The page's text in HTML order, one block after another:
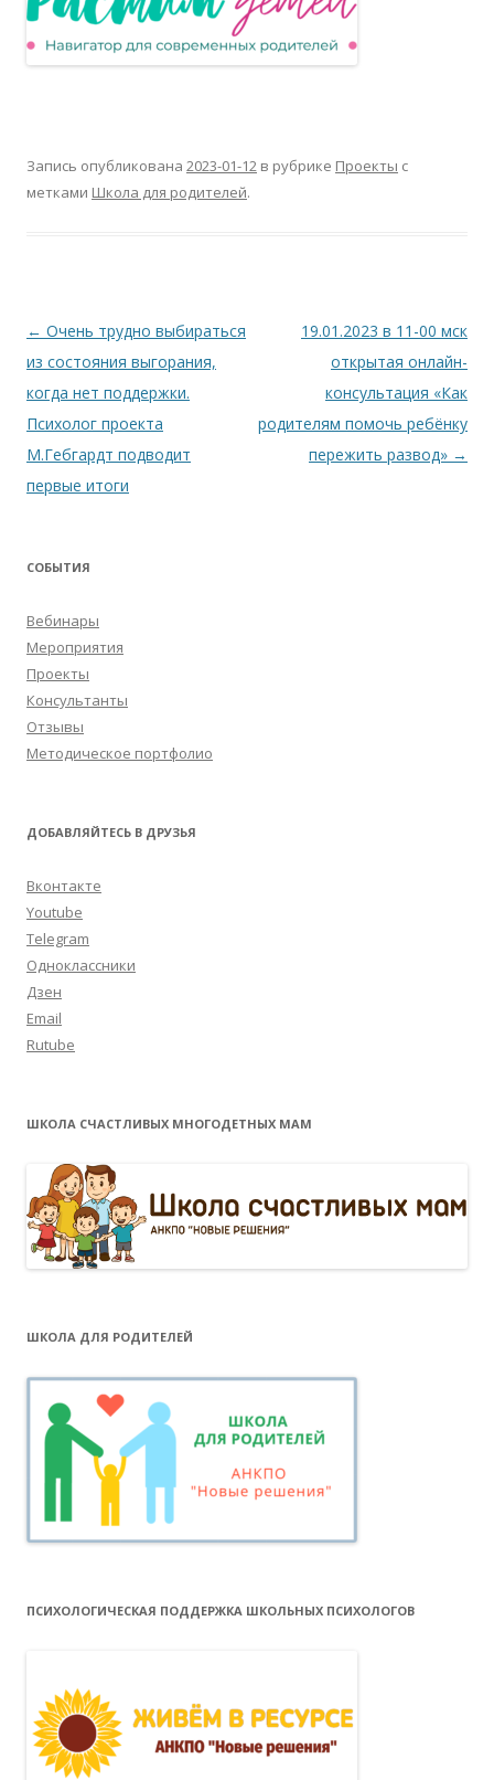
Запись опубликована 2023-01-12 в рубрике Проекты с
метками Школа для родителей.
Навигация
по
записям
← Очень трудно выбираться
из состояния выгорания,
когда нет поддержки.
Психолог проекта
М.Гебгардт подводит
первые итоги
19.01.2023 в 11-00 мск
открытая онлайн-
консультация «Как
родителям помочь ребёнку
пережить развод» →
СОБЫТИЯ
Вебинары
Мероприятия
Проекты
Консультанты
Отзывы
Методическое портфолио
ДОБАВЛЯЙТЕСЬ В ДРУЗЬЯ
Вконтакте
Youtube
Telegram
Одноклассники
Дзен
Email
Rutube
ШКОЛА СЧАСТЛИВЫХ МНОГОДЕТНЫХ МАМ
ШКОЛА ДЛЯ РОДИТЕЛЕЙ
ПСИХОЛОГИЧЕСКАЯ ПОДДЕРЖКА ШКОЛЬНЫХ ПСИХОЛОГОВ